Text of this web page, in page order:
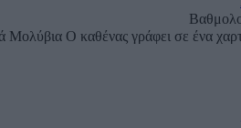
Μολύβια Ο καθένας γράφει σε ένα